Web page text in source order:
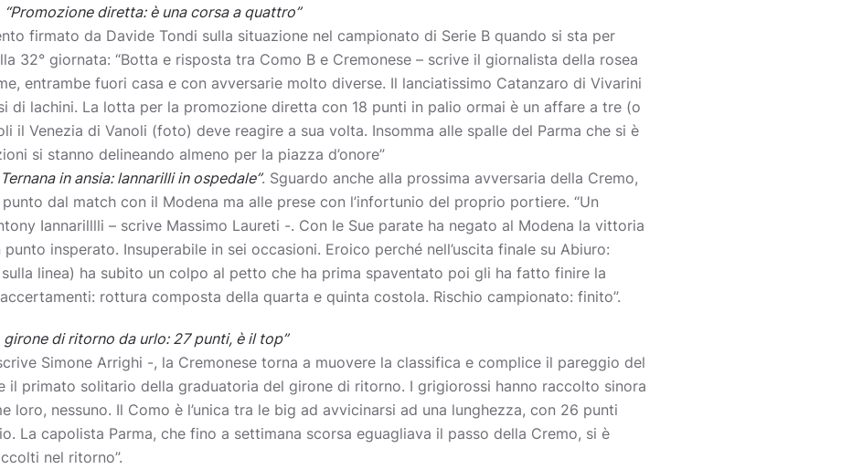
“Promozione diretta: è una corsa a quattro”
firmato da Davide Tondi sulla situazione nel campionato di Serie B quando si sta per
32° giornata: “Botta e risposta tra Como B e Cremonese – scrive il giornalista della rosea
entrambe fuori casa e con avversarie molto diverse. Il lanciatissimo Catanzaro di Vivarini
di lachini. La lotta per la promozione diretta con 18 punti in palio ormai è un affare a tre (o
il Venezia di Vanoli (foto) deve reagire a sua volta. Insomma alle spalle del Parma che si è
si stanno delineando almeno per la piazza d’onore”
in ansia: lannarilli in ospedale”. Sguardo anche alla prossima avversaria della Cremo,
dal match con il Modena ma alle prese con l’infortunio del proprio portiere. “Un
Iannarilllli – scrive Massimo Laureti -. Con le Sue parate ha negato al Modena la vittoria
insperato. Insuperabile in sei occasioni. Eroico perché nell’uscita finale su Abiuro:
linea) ha subito un colpo al petto che ha prima spaventato poi gli ha fatto finire la
rottura composta della quarta e quinta costola. Rischio campionato: finito”.
girone di ritorno da urlo: 27 punti, è il top”
Simone Arrighi -, la Cremonese torna a muovere la classifica e complice il pareggio del
il primato solitario della graduatoria del girone di ritorno. I grigiorossi hanno raccolto sinora
loro, nessuno. Il Como è l’unica tra le big ad avvicinarsi ad una lunghezza, con 26 punti
La capolista Parma, che fino a settimana scorsa eguagliava il passo della Cremo, si è
nel ritorno”.